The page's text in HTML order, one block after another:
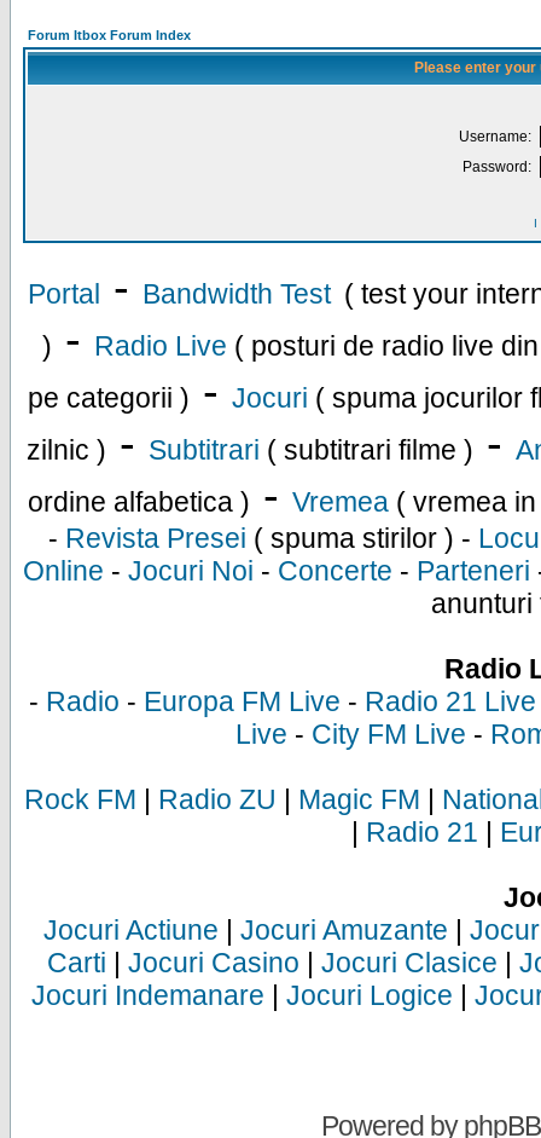
Forum Itbox Forum Index
Please enter
Username:
Password:
I
Portal - Bandwidth Test ( test your
) - Radio Live ( posturi de radio live
pe categorii ) - Jocuri ( spuma jocurilor
zilnic ) - Subtitrari ( subtitrari filme ) -
ordine alfabetica ) - Vremea ( vremea
- Revista Presei ( spuma stirilor ) -
Online - Jocuri Noi - Concerte - Parteneri
anunturi
Radio
- Radio - Europa FM Live - Radio 21 Live
Live - City FM Live -
Rock FM | Radio ZU | Magic FM |
| Radio 21 |
Jocuri Actiune | Jocuri Amuzante |
Carti | Jocuri Casino | Jocuri Clasice |
Jocuri Indemanare | Jocuri Logice |
Powered byphpBB